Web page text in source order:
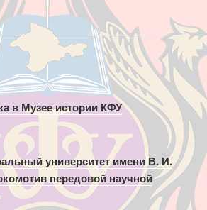
в Музее истории КФУ
университет имени В. И.
передовой научной